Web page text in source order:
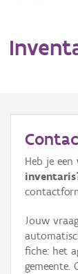
Erfgoedobject
Waarneming
Thema
Heb je een
Jouw
fiche: het
gemeente.